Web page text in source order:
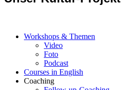
Workshops & Themen
Video
Foto
Podcast
Courses in English
Coaching